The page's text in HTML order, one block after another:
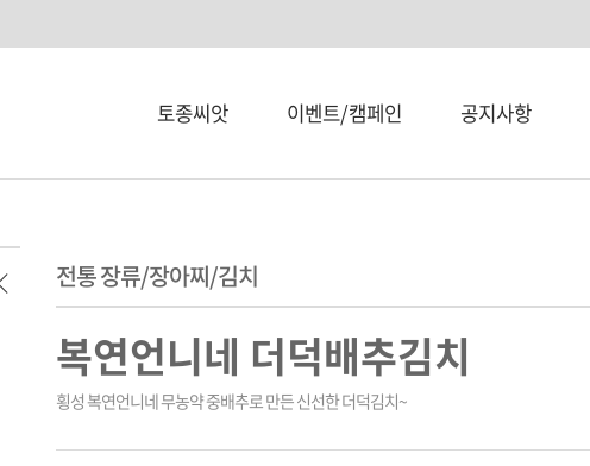
토종씨앗 이벤트/캠페인 공지사항
전통 장류/장아찌/김치
복연언니네 더덕배추김치
횡성 복연언니네 무농약 중배추로 만든 신선한 더덕김치~